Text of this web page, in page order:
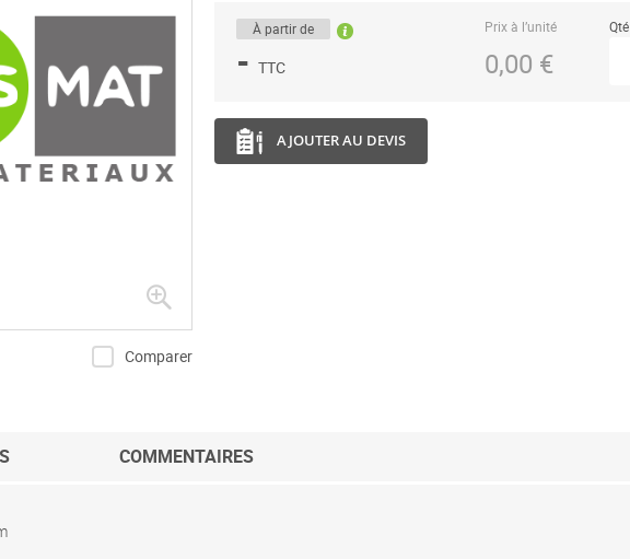
Comparer
À partir de
- TTC
Prix à l’unité
0,00 €
Qté
AJOUTER AU DEVIS
COMMENTAIRES